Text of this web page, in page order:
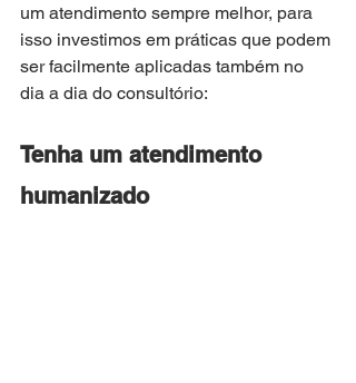
um atendimento sempre melhor, para
isso investimos em práticas que podem
ser facilmente aplicadas também no
dia a dia do consultório:
Tenha um atendimento
humanizado